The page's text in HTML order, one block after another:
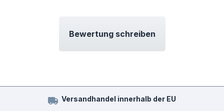
Bewertung schreiben
Versandhandel innerhalb der EU